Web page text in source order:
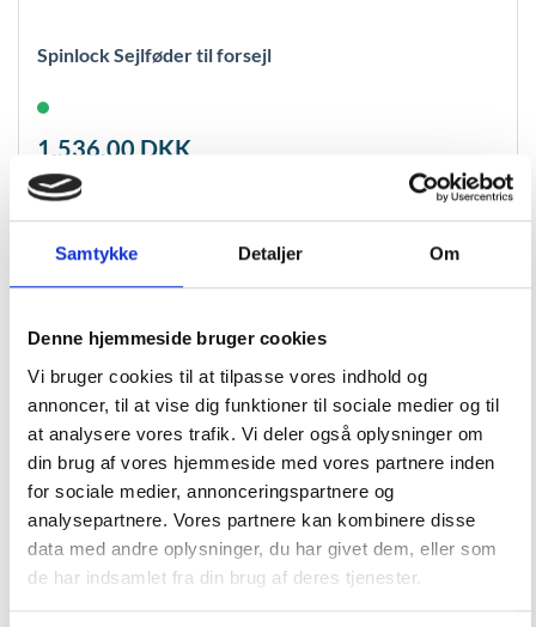
Samtykke Detaljer Om
Denne hjemmeside bruger cookies
Vi bruger cookies til at tilpasse vores indhold og
annoncer, til at vise dig funktioner til sociale medier og til
at analysere vores trafik. Vi deler også oplysninger om
din brug af vores hjemmeside med vores partnere inden
for sociale medier, annonceringspartnere og
analysepartnere. Vores partnere kan kombinere disse
data med andre oplysninger, du har givet dem, eller som
de har indsamlet fra din brug af deres tjenester.
Spinlock Sejlføder til forsejl
1.536,00 DKK
Tilføj til kurv Læs mere